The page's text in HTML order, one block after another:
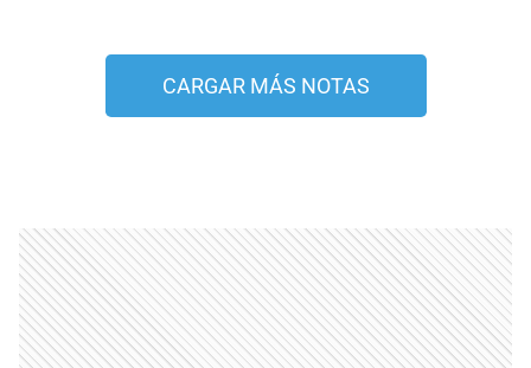
CARGAR MÁS NOTAS